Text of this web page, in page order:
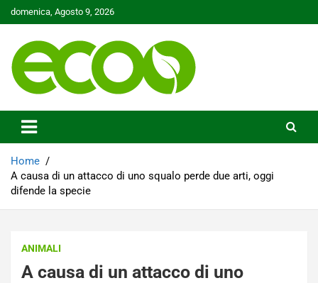
Skip
to
domenica, Agosto 9, 2026
Ecoo.it
Home
A causa di un attacco di uno squalo perde due arti, oggi
difende la specie
ANIMALI
A causa di un attacco di uno